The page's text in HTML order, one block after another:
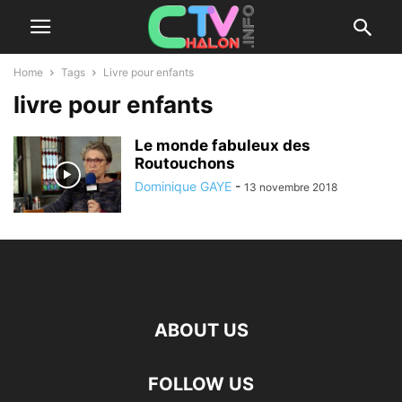
Home Tags Livre pour enfants
livre pour enfants
Le monde fabuleux des
Routouchons
Dominique GAYE - 13 novembre 2018
ABOUT US
FOLLOW US